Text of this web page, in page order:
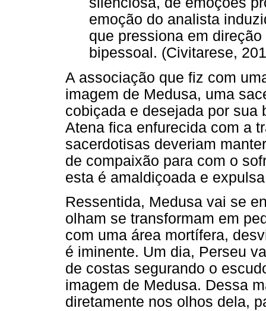
emoção do analista
que pressiona em
bipessoal. (Civitarese,
A associação que fiz com
imagem de Medusa, uma
cobiçada e desejada por sua
Atena fica enfurecida com a
sacerdotisas deveriam
de compaixão para com o
esta é amaldiçoada e
Ressentida, Medusa vai se
olham se transformam em
com uma área mortífera,
é iminente. Um dia, Perseu
de costas segurando o
imagem de Medusa. Dessa
diretamente nos olhos dela,